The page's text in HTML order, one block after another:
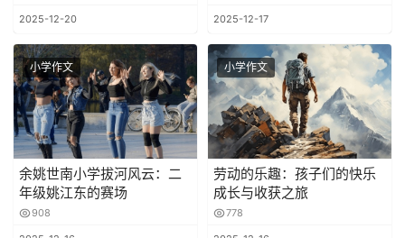
2025-12-20 2025-12-17
小学作文
余姚世南小学拔河风云：二
年级姚江东的赛场
908
小学作文
劳动的乐趣：孩子们的快乐
成长与收获之旅
778